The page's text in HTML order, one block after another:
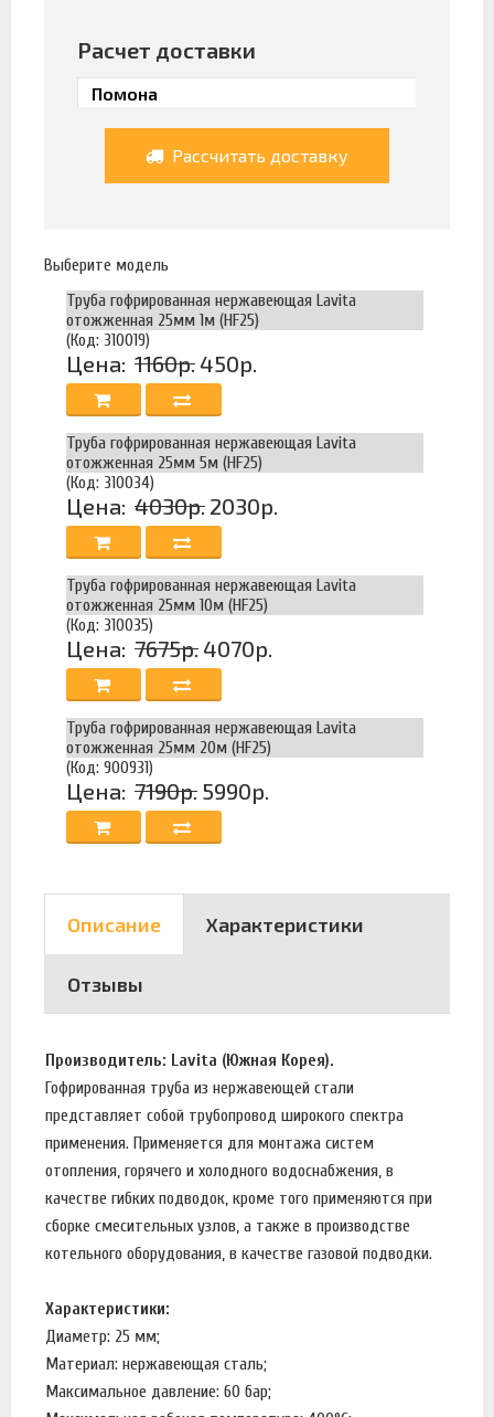
Расчет доставки
Рассчитать доставку
Выберите модель
Труба гофрированная нержавеющая Lavita
отожженная 25мм 1м (HF25)
(Код: 310019)
Цена: 1160р. 450р.
Труба гофрированная нержавеющая Lavita
отожженная 25мм 5м (HF25)
(Код: 310034)
Цена: 4030р. 2030р.
Труба гофрированная нержавеющая Lavita
отожженная 25мм 10м (HF25)
(Код: 310035)
Цена: 7675р. 4070р.
Труба гофрированная нержавеющая Lavita
отожженная 25мм 20м (HF25)
(Код: 900931)
Цена: 7190р. 5990р.
Описание Характеристики
Отзывы
Производитель: Lavita (Южная Корея).
Гофрированная труба из нержавеющей стали
представляет собой трубопровод широкого спектра
применения. Применяется для монтажа систем
отопления, горячего и холодного водоснабжения, в
качестве гибких подводок, кроме того применяются при
сборке смесительных узлов, а также в производстве
котельного оборудования, в качестве газовой подводки.
Характеристики:
Диаметр: 25 мм;
Материал: нержавеющая сталь;
Максимальное давление: 60 бар;